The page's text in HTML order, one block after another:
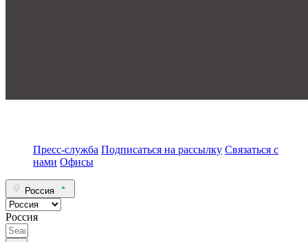
Пресс-служба Подписаться на рассылку Связаться с
нами Офисы
Россия
Россия